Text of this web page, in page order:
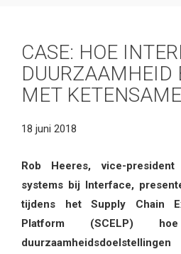
CASE: HOE
DUURZAAMHEID
MET
18 juni 2018
Rob Heeres, vice-
systems bij Interface,
tijdens het Supply Chain
Platform (SCELP)